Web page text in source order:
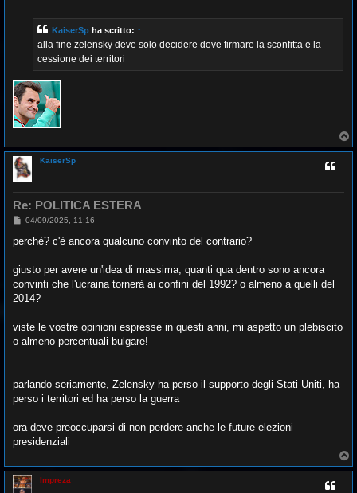
KaiserSp ha scritto: ↑
alla fine zelensky deve solo decidere dove firmare la sconfitta e la
cessione dei territori
o
KaiserSp
Re: POLITICA ESTERA
M
s
g
i
o
04/09/2025, 11:16
perchè? c'è ancora qualcuno convinto del contrario?
giusto per avere un'idea di massima, quanti qua dentro sono ancora
convinti che l'ucraina tornerà ai confini del 1992? o almeno a quelli del
2014?
viste le vostre opinioni espresse in questi anni, mi aspetto un plebiscito
o almeno percentuali bulgare!
parlando seriamente, Zelensky ha perso il supporto degli Stati Uniti, ha
perso i territori ed ha perso la guerra
ora deve preoccuparsi di non perdere anche le future elezioni
presidenziali
o
Impreza